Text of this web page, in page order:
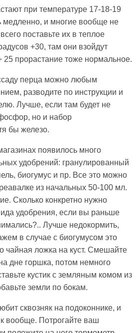
при температуре 17-18-19
медленно, и многие вообще не
поставьте их в теплое
+30, там они взойдут
25 прорастание тоже нормальное.
перца можно любым
разводите по инструкции и
Лучше, если там будет не
но и набор
бы железо.
появилось много
удобрений: гранулированный
биогумус и пр. Все это можно
из начальных 50-100 мл.
Сколько конкретно нужно
удобрения, если вы раньше
Лучше недокормить,
в случае с биогумусом это
чайная ложка на куст. Смешайте
дне горшка, потом немного
кустик с земляным комом из
земли по бокам.
сквозняк на подоконнике, и
вообще. Потрогайте ваш